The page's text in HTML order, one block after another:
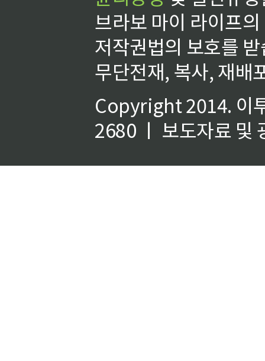
브라보 마이 라이프
저작권법의 보호를
무단전재, 복사, 재배
Copyright 2014. 이
2680 ㅣ 보도자료